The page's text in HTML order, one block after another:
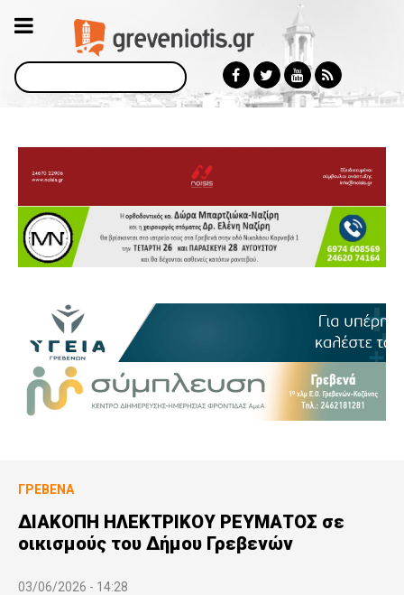
Αναζήτηση
ΓΡΕΒΕΝΆ
ΔΙΑΚΟΠΗ ΗΛΕΚΤΡΙΚΟΥ ΡΕΥΜΑΤΟΣ σε
οικισμούς του Δήμου Γρεβενών
03/06/2026 - 14:28